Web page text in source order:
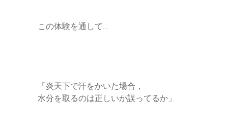
この体験を通して…
「炎天下で汗をかいた場合，
水分を取るのは正しいか誤ってるか」